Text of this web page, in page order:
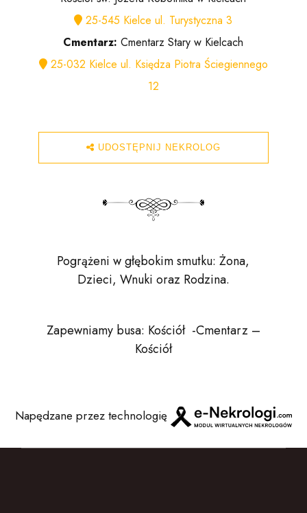
25-545 Kielce ul. Turystyczna 3
Cmentarz: Cmentarz Stary w Kielcach
25-032 Kielce ul. Księdza Piotra Ściegiennego
12
UDOSTĘPNIJ NEKROLOG
Pogrążeni w głębokim smutku: Żona,
Dzieci, Wnuki oraz Rodzina.
Zapewniamy busa: Kościół -Cmentarz –
Kościół
Napędzane przez technologię